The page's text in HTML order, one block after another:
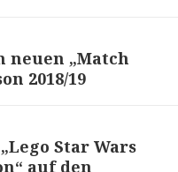
neuen „Match
2018/19
Star Wars
auf den